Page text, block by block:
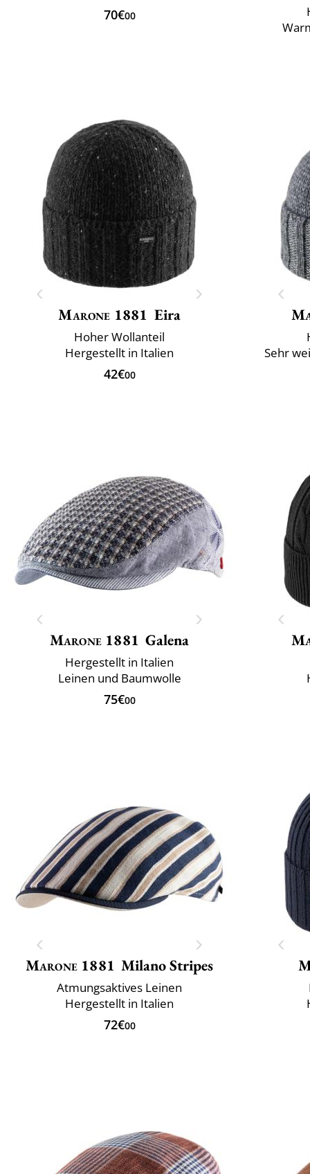
70€00
Marone 1881 Eira
Hoher Wollanteil
Hergestellt in Italien
42€00
Sehr
Marone 1881 Galena
Hergestellt in Italien
Leinen und Baumwolle
75€00
Marone 1881 Milano Stripes
Atmungsaktives Leinen
Hergestellt in Italien
72€00